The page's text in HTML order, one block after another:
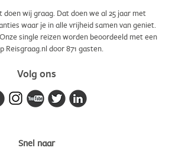
doen wij graag. Dat doen we al 25 jaar met
waar je in alle vrijheid samen van geniet.
single reizen worden beoordeeld met een
Reisgraag.nl door871 gasten.
Volg ons
Snel naar